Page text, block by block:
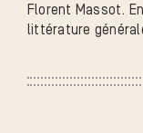
Florent Massot.
littérature